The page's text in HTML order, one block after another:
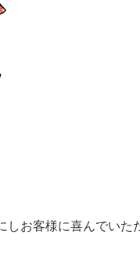
しお客様に喜んでい